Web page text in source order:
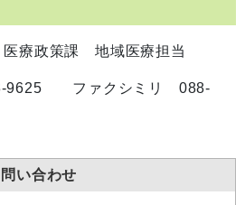
療政策課 地域医療担当
9625 ファクシミリ 088-
い合わせ